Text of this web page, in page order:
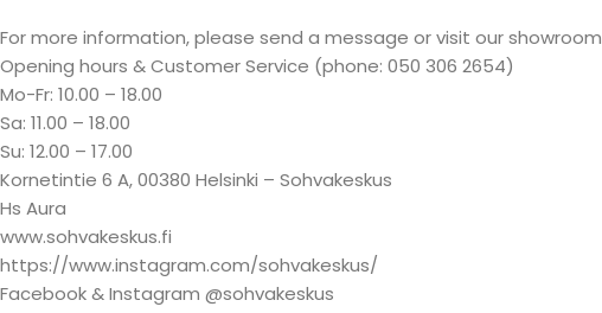
For more information, please send a message or visit our
Opening hours & Customer Service (phone: 050 306 2654)
Mo-Fr: 10.00 – 18.00
Sa: 11.00 – 18.00
Su: 12.00 – 17.00
Kornetintie 6 A, 00380 Helsinki – Sohvakeskus
Hs Aura
www.sohvakeskus.fi
https://www.instagram.com/sohvakeskus/
Facebook & Instagram @sohvakeskus